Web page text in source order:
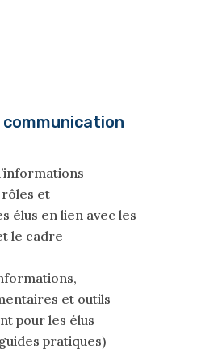
et
élus en lien avec les
le cadre
et outils
pour les élus
pratiques)